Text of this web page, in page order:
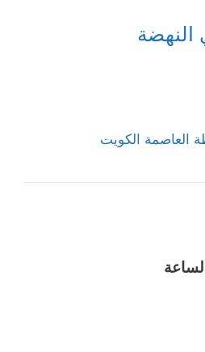
النهضة
العاصمة الكويت